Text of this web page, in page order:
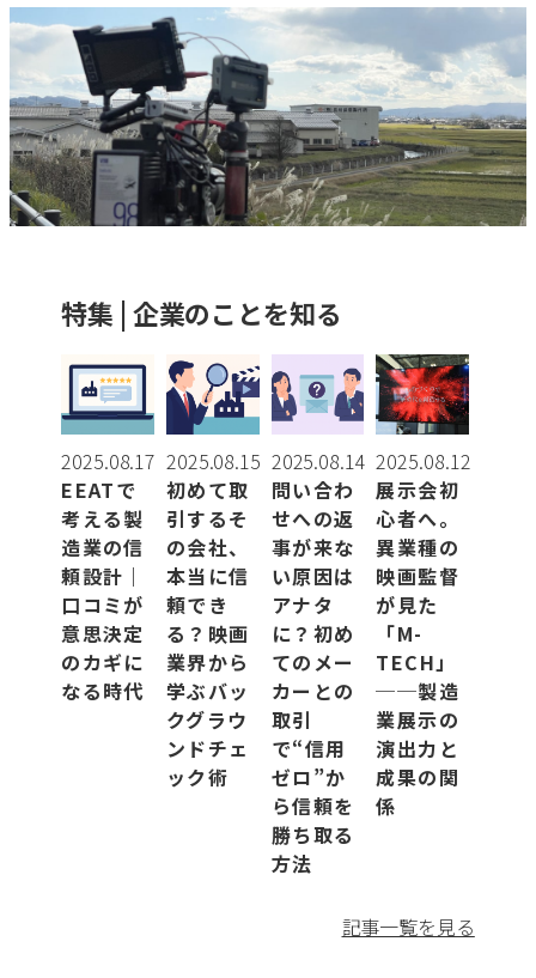
特集 | 企業のことを知る
2025.08.17
EEATで
考える製
造業の信
頼設計｜
口コミが
意思決定
のカギに
なる時代
2025.08.15
初めて取
引するそ
の会社、
本当に信
頼でき
る？映画
業界から
学ぶバッ
クグラウ
ンドチェ
ック術
2025.08.14
問い合わ
せへの返
事が来な
い原因は
アナタ
に？初め
てのメー
カーとの
取引
で“信用
ゼロ”か
ら信頼を
勝ち取る
方法
2025.08.12
展示会初
心者へ。
異業種の
映画監督
が見た
「M-
TECH」
──製造
業展示の
演出力と
成果の関
係
記事一覧を見る
ISO9001取得
UL規格対応
アルミ鋳造
インコネル加工
ゴム加工
ステンレス加工
セラミック加工
チタン加工
デザイン対応
プレス加工
マグネシウム加工